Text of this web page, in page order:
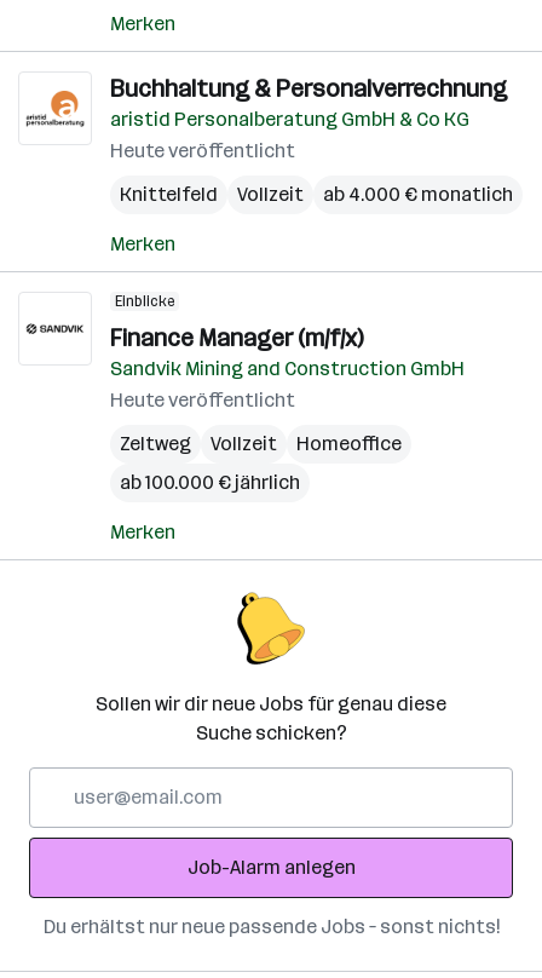
Merken
Buchhaltung & Personalverrechnung
aristid Personalberatung GmbH & Co KG
Heute veröffentlicht
Knittelfeld
Vollzeit ab 4.000 € monatlich
Merken
Einblicke
Finance Manager (m/f/x)
Sandvik Mining and Construction GmbH
Heute veröffentlicht
Zeltweg
Vollzeit
Homeoffice
ab 100.000 € jährlich
Merken
Sollen wir dir neue Jobs für genau diese
Suche schicken?
Adresse
Job-Alarm anlegen
Du erhältst nur neue passende Jobs – sonst nichts!